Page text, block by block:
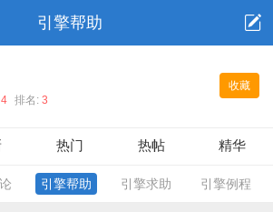
引擎帮助
收藏
4 排名: 3
热门 热帖 精华
引擎帮助 引擎求助 引擎例程